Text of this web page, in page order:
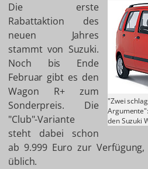
"Zwei
den Suzuki
Die erste
Rabattaktion des
neuen Jahres
stammt von Suzuki.
Noch bis Ende
Februar gibt es den
Wagon R+ zum
Sonderpreis. Die
"Club"-Variante
steht dabei schon
ab 9.999 Euro zur
üblich.